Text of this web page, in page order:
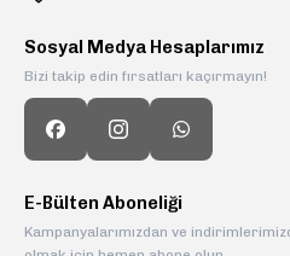
Sosyal Medya Hesaplarımız
Bizi takip edin fırsatları kaçırmayın!
E-Bülten Aboneliği
Kampanyalarımızdan ve